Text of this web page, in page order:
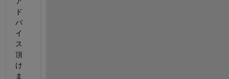
ド
バ
イ
ス
頂
け
ま